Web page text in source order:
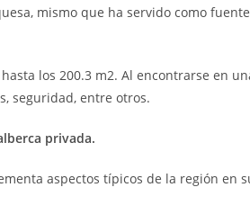
mismo que ha servido como
los 200.3 m2. Al encontrarse en
seguridad, entre otros.
privada.
aspectos típicos de la región en